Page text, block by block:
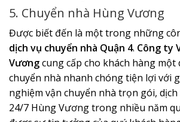
5. Chuyển nhà Hùng Vương
Được biết đến là một trong những
dịch vụ chuyển nhà Quận 4. Công ty
Vươngcung cấp cho khách hàng một
chuyển nhà nhanh chóng tiện lợi với
nghiệm vận chuyển nhà trọn gói,
24/7 Hùng Vương trong nhiều năm